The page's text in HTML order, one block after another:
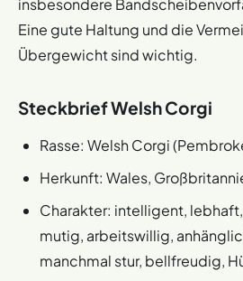
Eine gute Haltung und die
Übergewicht sind wichtig.
Steckbrief Welsh Corgi
Rasse: Welsh Corgi
Herkunft: Wales,
Charakter: intelligent,
mutig, arbeitswillig,
manchmal stur, bellfreudig,